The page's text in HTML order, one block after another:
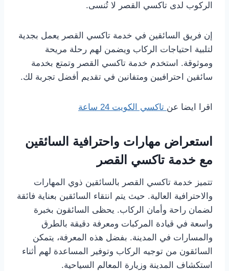
الركوب لدى تاكسي القصر لا تُنسى.
إن فريق السائقين في خدمة تاكسي القصر يعمل بجدية
لتلبية احتياجات الركاب ويضمن لهم رحلة مريحة
وموثوقة. استخدم خدمة تاكسي القصر وتمتع بخدمة
سائقين احترافيين ومتفانين في تقديم أفضل تجربة لك.
اقرا ايضا عن تاكسي الكويت 24 ساعة
استعراض مهارات واحترافية السائقين
مع خدمة تاكسي القصر
تتميز خدمة تاكسي القصر بالسائقين ذوي المهارات
والاحترافية العالية. حيث يتم انتقاء السائقين بعناية فائقة
لضمان راحة وأمان الركاب. يحظى السائقون بخبرة
واسعة في قيادة المركبات ومعرفة دقيقة بالطرق
والمسارات في المدينة. بفضل هذه المعرفة، يتمكن
السائقون من توجيه الركاب وتوفير المساعدة لهم أثناء
استكشاف المدينة وزيارة المعالم السياحية.